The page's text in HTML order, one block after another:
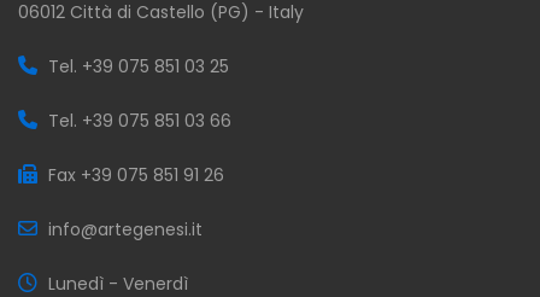
06012 Città di Castello (PG) - Italy
Tel. +39 075 851 03 25
Tel. +39 075 851 03 66
Fax +39 075 851 91 26
info@artegenesi.it
Lunedì - Venerdì